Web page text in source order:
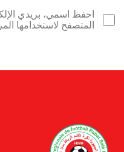
احفظ اسمي، بريدي
المتصفح لاستخدامها